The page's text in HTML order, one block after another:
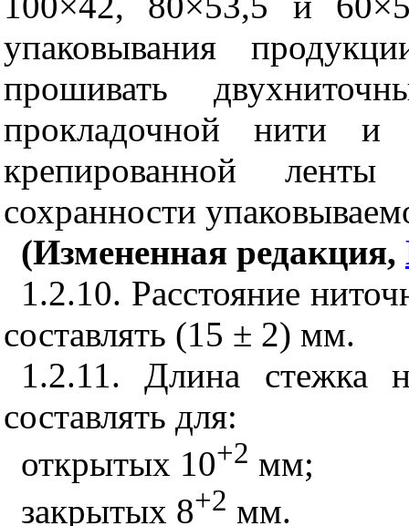
упаковывания
прошивать
прокладочной нити и
крепированной
сохранности
(Измененная редакция,
1.2.10. Расстояние
составлять (15 ± 2) мм.
1.2.11. Длина стежка
составлять для:
открытых 10+2 мм;
закрытых 8+2 мм.